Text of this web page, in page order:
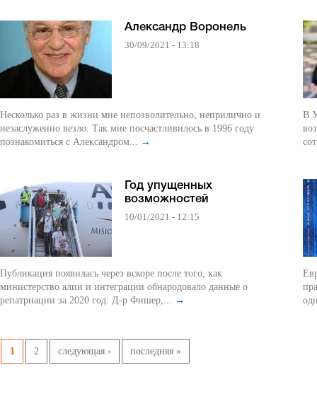
Александр Воронель
30/09/2021 - 13:18
Несколько раз в жизни мне непозволительно, неприлично и
незаслуженно везло. Так мне посчастливилось в 1996 году
познакомиться с Александром... →
Год упущенных
возможностей
10/01/2021 - 12:15
Публикация появилась через вскоре после того, как
министерство алии и интеграции обнародовало данные о
репатриации за 2020 год. Д-р Фишер,... →
В
Страницы
1 2 следующая › последняя »